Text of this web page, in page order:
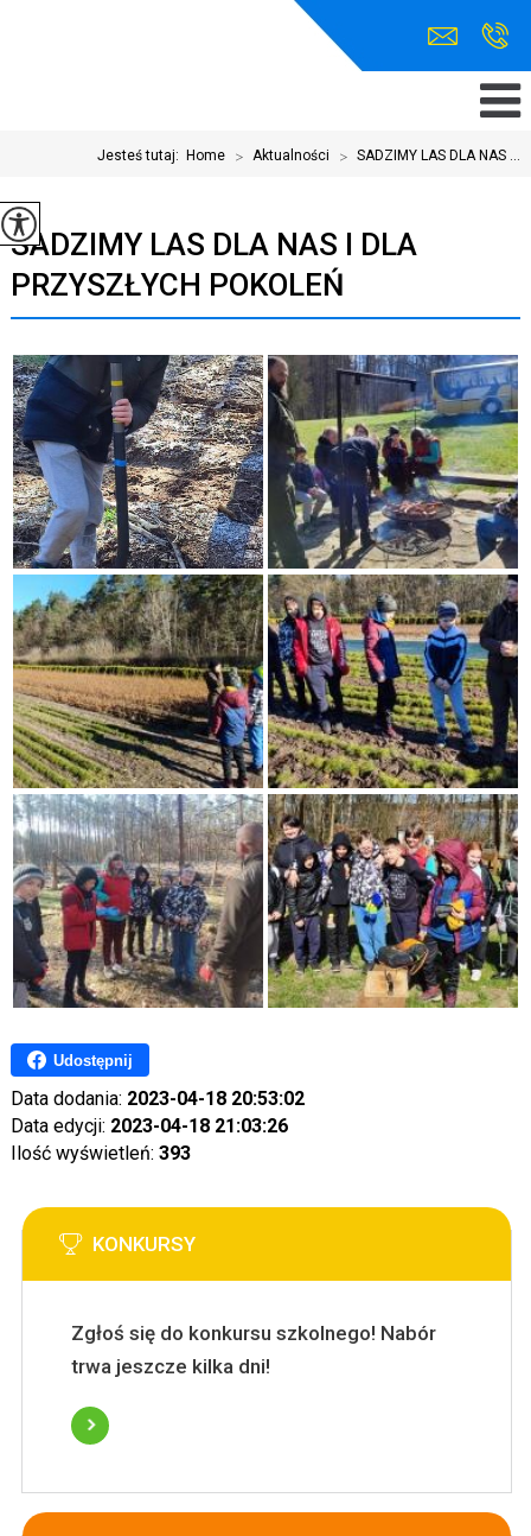
Jesteś tutaj: Home > Aktualności > SADZIMY LAS DLA NAS ...
SADZIMY LAS DLA NAS I DLA
PRZYSZŁYCH POKOLEŃ
Udostępnij
Data dodania: 2023-04-18 20:53:02
Data edycji: 2023-04-18 21:03:26
Ilość wyświetleń: 393
KONKURSY
Zgłoś się do konkursu szkolnego! Nabór
trwa jeszcze kilka dni!